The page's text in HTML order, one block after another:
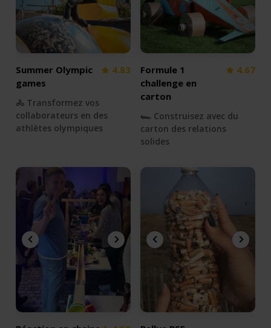
Summer Olympic
games
4.83
🚴 Transformez vos
collaborateurs en des
athlètes olympiques
Formule 1
challenge en
carton
4.67
🏎 Construisez avec du
carton des relations
solides